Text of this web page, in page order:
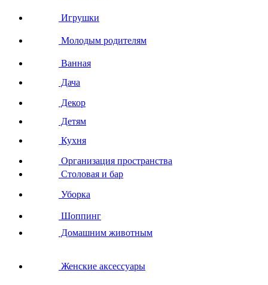
Игрушки
Молодым родителям
Ванная
Дача
Декор
Детям
Кухня
Организация пространства
Столовая и бар
Уборка
Шоппинг
Домашним животным
Женские аксессуары